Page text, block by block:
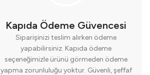
Kapıda Ödeme Güvencesi
Siparişinizi teslim alırken ödeme
yapabilirsiniz. Kapıda ödeme
seçeneğimizle ürünü görmeden ödeme
yapma zorunluluğu yoktur. Güvenli, şeffaf